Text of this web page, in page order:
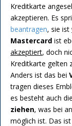
Kreditkarte
akzeptieren. Es
beantragen, sie ist
Mastercard ist
akzeptiert, doch
Kreditkarte gelten
Anders ist das bei
tragen dieses
es besteht auch
ziehen, was bei
möglich ist. Das